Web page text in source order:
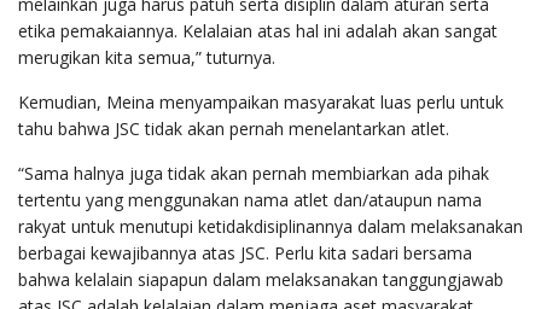
etika pemakaiannya. Kelalaian atas hal ini adalah akan sangat
merugikan kita semua,” tuturnya.
Kemudian, Meina menyampaikan masyarakat luas perlu untuk
tahu bahwa JSC tidak akan pernah menelantarkan atlet.
“Sama halnya juga tidak akan pernah membiarkan ada pihak
tertentu yang menggunakan nama atlet dan/ataupun nama
rakyat untuk menutupi ketidakdisiplinannya dalam melaksanakan
berbagai kewajibannya atas JSC. Perlu kita sadari bersama
bahwa kelalain siapapun dalam melaksanakan tanggungjawab